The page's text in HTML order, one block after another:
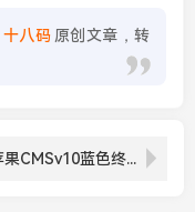
十八码 原创文章，转
苹果CMSv10蓝色终端自适应，资源站专用多功能视频模板，带文章资讯页模块！